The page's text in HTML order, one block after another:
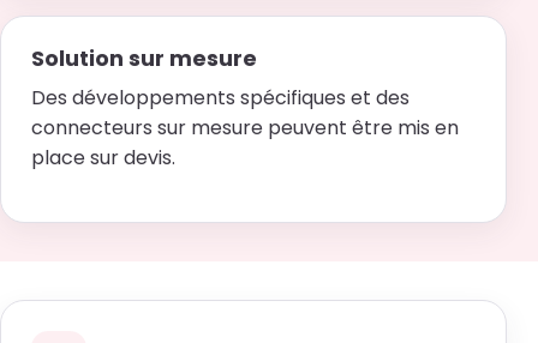
Solution sur mesure
Des développements spécifiques et des
connecteurs sur mesure peuvent être mis en
place sur devis.